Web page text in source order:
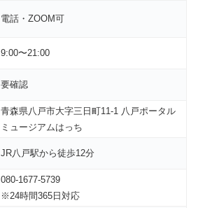
電話・ZOOM可
9:00〜21:00
要確認
青森県八戸市大字三日町11-1 八戸ポータル
ミュージアムはっち
JR八戸駅から徒歩12分
080-1677-5739
※24時間365日対応